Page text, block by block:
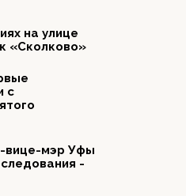
на улице
«Сколково»
с
вице-мэр Уфы
-